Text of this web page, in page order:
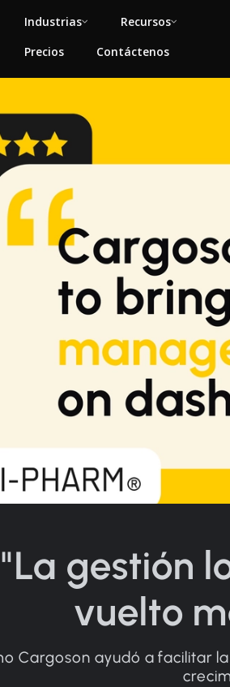
Industrias
Recursos
Precios
Contáctenos
"La gestión
vuelto
Cargoson ayudó a facilitar